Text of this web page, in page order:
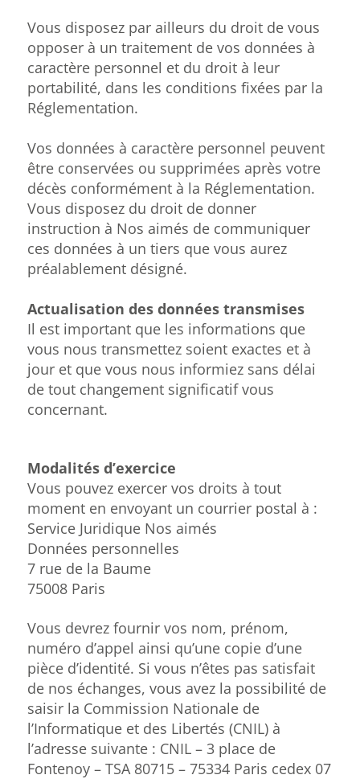
Vous disposez par ailleurs du droit de vous
opposer à un traitement de vos données à
caractère personnel et du droit à leur
portabilité, dans les conditions fixées par la
Réglementation.
Vos données à caractère personnel peuvent
être conservées ou supprimées après votre
décès conformément à la Réglementation.
Vous disposez du droit de donner
instruction à Nos aimés de communiquer
ces données à un tiers que vous aurez
préalablement désigné.
Actualisation des données transmises
Il est important que les informations que
vous nous transmettez soient exactes et à
jour et que vous nous informiez sans délai
de tout changement significatif vous
concernant.
Modalités d’exercice
Vous pouvez exercer vos droits à tout
moment en envoyant un courrier postal à :
Service Juridique Nos aimés
Données personnelles
7 rue de la Baume
75008 Paris
Vous devrez fournir vos nom, prénom,
numéro d’appel ainsi qu’une copie d’une
pièce d’identité. Si vous n’êtes pas satisfait
de nos échanges, vous avez la possibilité de
saisir la Commission Nationale de
l’Informatique et des Libertés (CNIL) à
l’adresse suivante : CNIL – 3 place de
Fontenoy – TSA 80715 – 75334 Paris cedex 07